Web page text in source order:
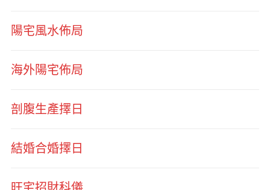
陽宅風水佈局
海外陽宅佈局
剖腹生產擇日
結婚合婚擇日